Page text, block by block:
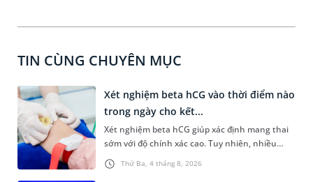
TIN CÙNG CHUYÊN MỤC
Thứ Ba, 4 tháng 8, 2026
Xét nghiệm beta hCG vào thời điểm nào
trong ngày cho kết...
Xét nghiệm beta hCG giúp xác định mang thai
sớm với độ chính xác cao. Tuy nhiên, nhiều
người vẫn băn khoăn xét nghiệm beta hCG vào
thời điểm nào trong ngày để yên tâm về độ